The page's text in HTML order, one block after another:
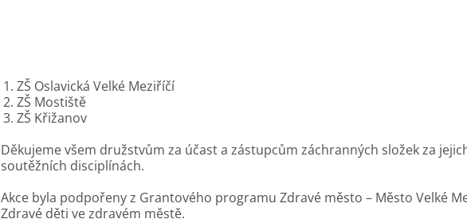
ZŠ Oslavická Velké Meziříčí
ZŠ Mostiště
ZŠ Křižanov
Děkujeme všem družstvům za účast a zástupcům záchranných složek za
soutěžních disciplínách.
Akce byla podpořeny z Grantového programu Zdravé město – Město Velké
Zdravé děti ve zdravém městě.